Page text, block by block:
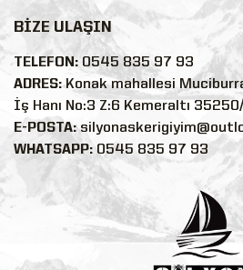
BİZE ULAŞIN
TELEFON: 0545 835 97 93
ADRES:Konak mahallesi
İş Hanı No:3 Z:6 Kemeraltı
E-POSTA:
WHATSAPP: 0545 835 97 93